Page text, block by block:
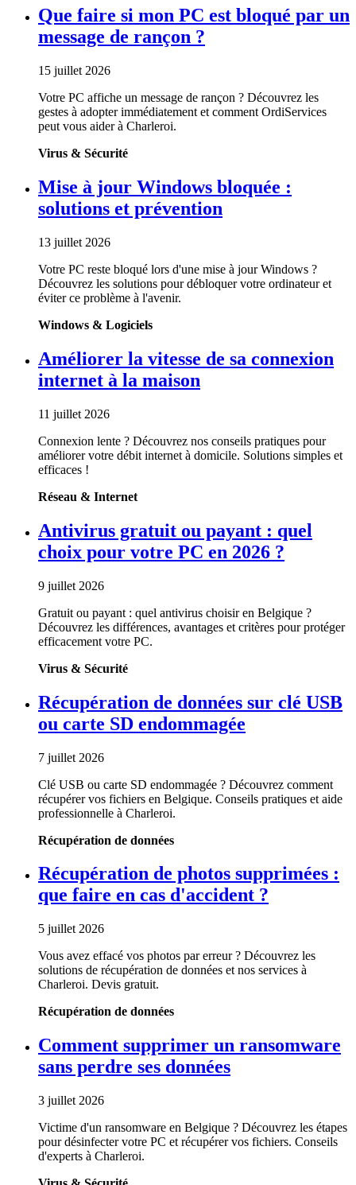
Que faire si mon PC est bloqué par un
message de rançon ?
15 juillet 2026
Votre PC affiche un message de rançon ? Découvrez les
gestes à adopter immédiatement et comment OrdiServices
peut vous aider à Charleroi.
Virus & Sécurité
Mise à jour Windows bloquée :
solutions et prévention
13 juillet 2026
Votre PC reste bloqué lors d'une mise à jour Windows ?
Découvrez les solutions pour débloquer votre ordinateur et
éviter ce problème à l'avenir.
Windows & Logiciels
Améliorer la vitesse de sa connexion
internet à la maison
11 juillet 2026
Connexion lente ? Découvrez nos conseils pratiques pour
améliorer votre débit internet à domicile. Solutions simples et
efficaces !
Réseau & Internet
Antivirus gratuit ou payant : quel
choix pour votre PC en 2026 ?
9 juillet 2026
Gratuit ou payant : quel antivirus choisir en Belgique ?
Découvrez les différences, avantages et critères pour protéger
efficacement votre PC.
Virus & Sécurité
Récupération de données sur clé USB
ou carte SD endommagée
7 juillet 2026
Clé USB ou carte SD endommagée ? Découvrez comment
récupérer vos fichiers en Belgique. Conseils pratiques et aide
professionnelle à Charleroi.
Récupération de données
Récupération de photos supprimées :
que faire en cas d'accident ?
5 juillet 2026
Vous avez effacé vos photos par erreur ? Découvrez les
solutions de récupération de données et nos services à
Charleroi. Devis gratuit.
Récupération de données
Comment supprimer un ransomware
sans perdre ses données
3 juillet 2026
Victime d'un ransomware en Belgique ? Découvrez les étapes
pour désinfecter votre PC et récupérer vos fichiers. Conseils
d'experts à Charleroi.